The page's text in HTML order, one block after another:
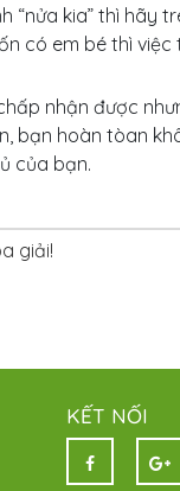
kia” thì hãy
có em bé thì việc
nhận được
bạn hoàn tòan
của bạn.
giải!
KẾT NỐI